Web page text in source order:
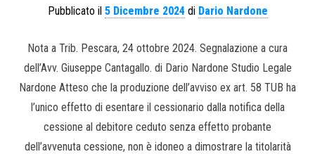
Pubblicato il 5 Dicembre 2024di Dario Nardone
Nota a Trib. Pescara, 24 ottobre 2024. Segnalazione a cura
dell’Avv. Giuseppe Cantagallo. di Dario Nardone Studio Legale
Nardone Atteso che la produzione dell’avviso ex art. 58 TUB ha
l’unico effetto di esentare il cessionario dalla notifica della
cessione al debitore ceduto senza effetto probante
dell’avvenuta cessione, non è idoneo a dimostrare la titolarità